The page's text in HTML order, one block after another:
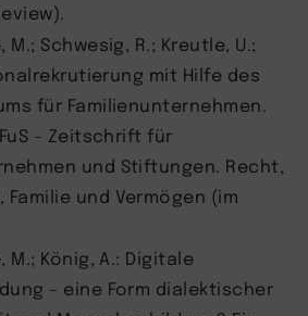
M.; Schwesig, R.; Kreutle, U.;
mit Hilfe des
für Familienunternehmen.
- Zeitschrift für
und Stiftungen. Recht,
Familie und Vermögen (im
M.; König, A.: Digitale
– eine Form dialektischer